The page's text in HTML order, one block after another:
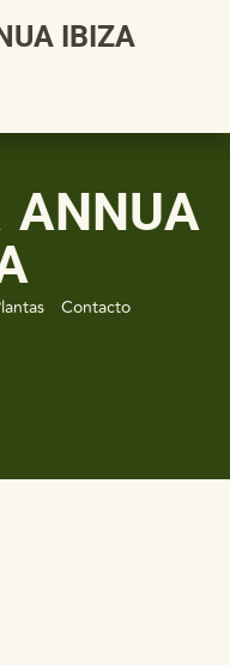
IBIZA
ANNUA
Contacto